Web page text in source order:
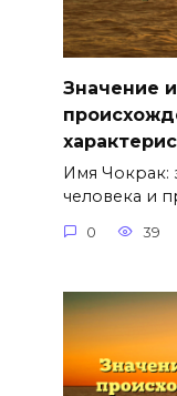
Значение
Имя Чокрак:
человека и
0 39